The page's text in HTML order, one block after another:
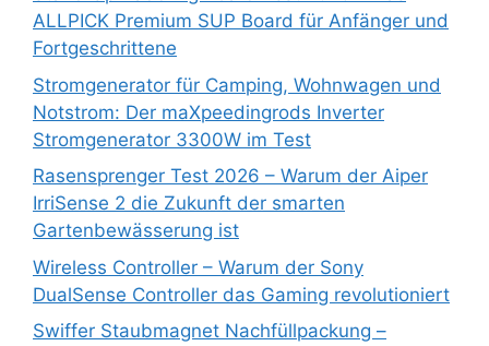
ALLPICK Premium SUP Board für Anfänger und
Fortgeschrittene
Stromgenerator für Camping, Wohnwagen und
Notstrom: Der maXpeedingrods Inverter
Stromgenerator 3300W im Test
Rasensprenger Test 2026 – Warum der Aiper
IrriSense 2 die Zukunft der smarten
Gartenbewässerung ist
Wireless Controller – Warum der Sony
DualSense Controller das Gaming revolutioniert
Swiffer Staubmagnet Nachfüllpackung –